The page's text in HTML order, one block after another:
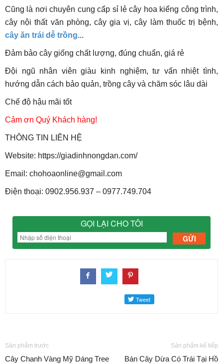
Cũng là nơi chuyên cung cấp sỉ lẻ cây hoa kiểng công trình,
cây nội thất văn phòng, cây gia vị, cây làm thuốc trị bệnh,
cây ăn trái dễ trồng...
Đảm bảo cây giống chất lượng, đúng chuẩn, giá rẻ
Đội ngũ nhân viên giàu kinh nghiệm, tư vấn nhiệt tình,
hướng dẫn cách bảo quản, trồng cây và chăm sóc lâu dài
Chế độ hậu mãi tốt
Cảm ơn Quý Khách hàng!
THÔNG TIN LIÊN HỆ
Website: https://giadinhnongdan.com/
Email: chohoaonline@gmail.com
Điện thoại: 0902.956.937 – 0977.749.704
GỌI LẠI CHO TÔI
Sản phẩm trước
Cây Chanh Vàng Mỹ Dáng Tree
Sản phẩm kế tiếp
Bán Cây Dừa Có Trái Tại Hồ